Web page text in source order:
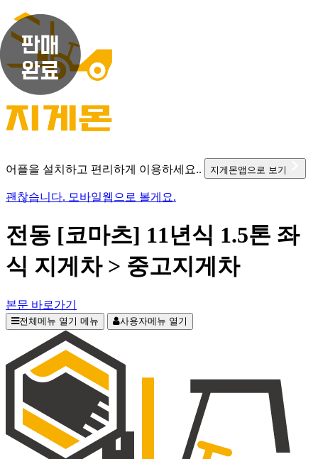
어플을 설치하고 편리하게 이용하세요.. 지게몬앱으로 보기
괜찮습니다. 모바일웹으로 볼게요.
전동 [코마츠] 11년식 1.5톤 좌
식 지게차 > 중고지게차
본문 바로가기
전체메뉴 열기 메뉴 사용자메뉴 열기